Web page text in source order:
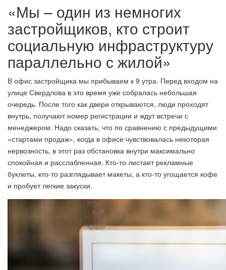
«Мы – один из немногих
застройщиков, кто строит
социальную инфраструктуру
параллельно с жилой»
В офис застройщика мы прибываем к 9 утра. Перед входом на
улице Свердлова в это время уже собралась небольшая
очередь. После того как двери открываются, люди проходят
внутрь, получают номер регистрации и ждут встречи с
менеджером. Надо сказать, что по сравнению с предыдущими
«стартами продаж», когда в офисе чувствовалась некоторая
нервозность, в этот раз обстановка внутри максимально
спокойная и расслабленная. Кто-то листает рекламные
буклеты, кто-то разглядывает макеты, а кто-то угощается кофе
и пробует легкие закуски.